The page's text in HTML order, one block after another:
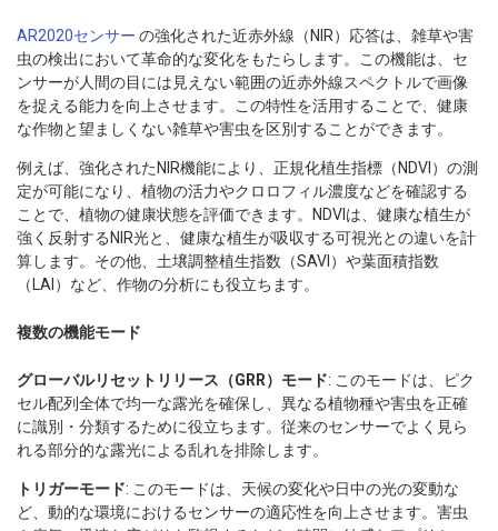
AR2020センサー の強化された近赤外線（NIR）応答は、雑草や害
虫の検出において革命的な変化をもたらします。この機能は、セ
ンサーが人間の目には見えない範囲の近赤外線スペクトルで画像
を捉える能力を向上させます。この特性を活用することで、健康
な作物と望ましくない雑草や害虫を区別することができます。
例えば、強化されたNIR機能により、正規化植生指標（NDVI）の測
定が可能になり、植物の活力やクロロフィル濃度などを確認する
ことで、植物の健康状態を評価できます。NDVIは、健康な植生が
強く反射するNIR光と、健康な植生が吸収する可視光との違いを計
算します。その他、土壌調整植生指数（SAVI）や葉面積指数
（LAI）など、作物の分析にも役立ちます。
複数の機能モード
グローバルリセットリリース（GRR）モード: このモードは、ピク
セル配列全体で均一な露光を確保し、異なる植物種や害虫を正確
に識別・分類するために役立ちます。従来のセンサーでよく見ら
れる部分的な露光による乱れを排除します。
トリガーモード: このモードは、天候の変化や日中の光の変動な
ど、動的な環境におけるセンサーの適応性を向上させます。害虫